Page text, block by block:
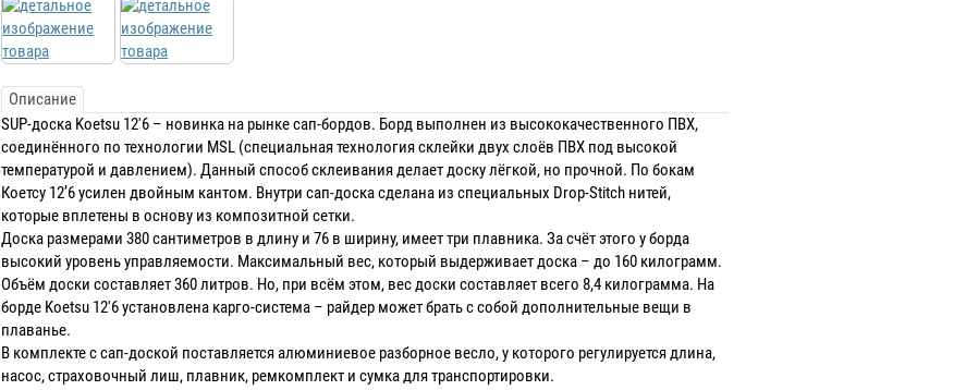
Описание
SUP-доска Koetsu 12'6 – новинка на рынке сап-бордов. Борд выполнен из высококачественного ПВХ,
соединённого по технологии MSL (специальная технология склейки двух слоёв ПВХ под высокой
температурой и давлением). Данный способ склеивания делает доску лёгкой, но прочной. По бокам
Коетсу 12’6 усилен двойным кантом. Внутри сап-доска сделана из специальных Drop-Stitch нитей,
которые вплетены в основу из композитной сетки.
Доска размерами 380 сантиметров в длину и 76 в ширину, имеет три плавника. За счёт этого у борда
высокий уровень управляемости. Максимальный вес, который выдерживает доска – до 160 килограмм.
Объём доски составляет 360 литров. Но, при всём этом, вес доски составляет всего 8,4 килограмма. На
борде Koetsu 12'6 установлена карго-система – райдер может брать с собой дополнительные вещи в
плаванье.
В комплекте с сап-доской поставляется алюминиевое разборное весло, у которого регулируется длина,
насос, страховочный лиш, плавник, ремкомплект и сумка для транспортировки.